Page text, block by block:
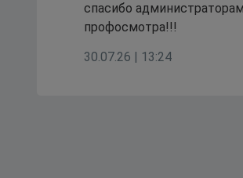
спасибо администраторам
профосмотра!!!
30.07.26 | 13:24